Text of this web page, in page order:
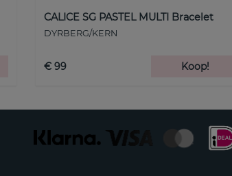
CALICE SG PASTEL MULTI Bracelet
DYRBERG/KERN
€ 99 Koop!